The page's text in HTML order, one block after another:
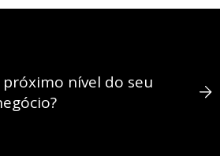
nível do seu